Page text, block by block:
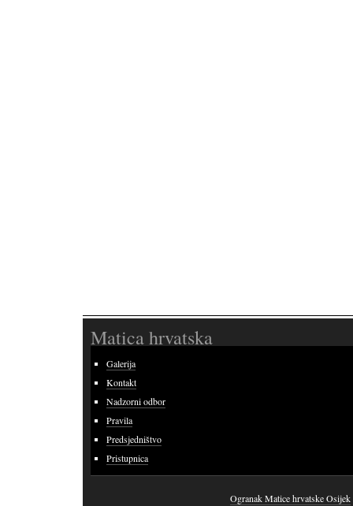
Matica hrvatska
Galerija
Kontakt
Nadzorni odbor
Pravila
Predsjedništvo
Pristupnica
Ogranak Matice hrvatske Osijek